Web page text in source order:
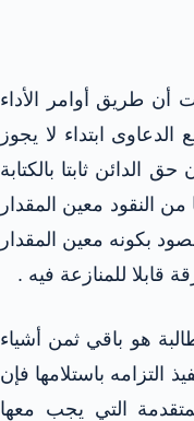
المادة 201 مرافعات أن طريق أوامر الأداء
ابتداء لا يجوز
الدائن ثابتا بالكتابة
النقود معين المقدار
بكونه معين المقدار
قابلا للمنازعة فيه .
هو باقي ثمن أشياء
باستلامها فإن
التي يجب معها